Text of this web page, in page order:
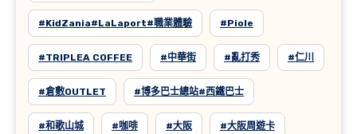
#KidZania#LaLaport#職業體驗 #Piole
#TRIPLEA COFFEE #中華街 #亂打秀 #仁川
#倉敷OUTLET #博多巴士總站#西鐵巴士
#和歌山城 #咖啡 #大阪 #大阪周遊卡